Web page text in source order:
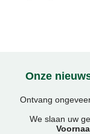
Onze
Ontvang
We slaan uw